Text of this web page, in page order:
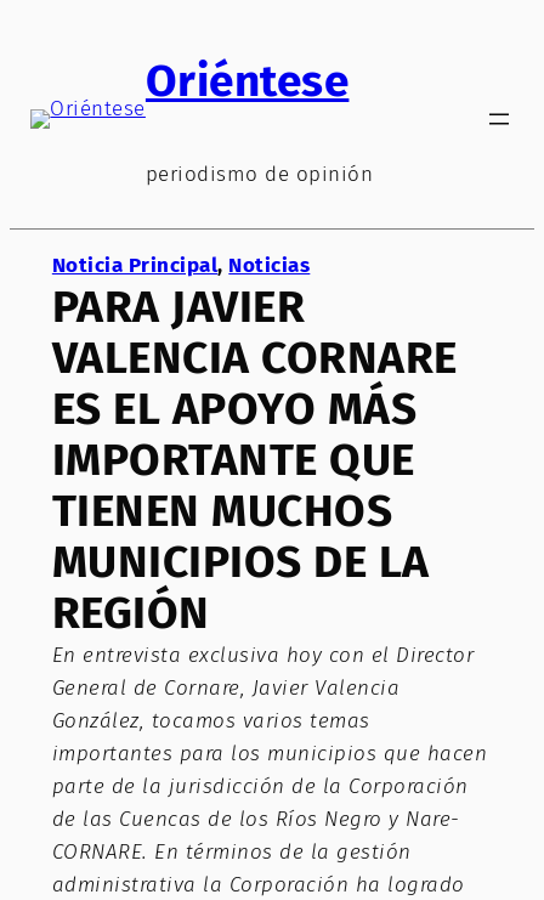
Oriéntese
periodismo de opinión
Noticia Principal, Noticias
PARA JAVIER
VALENCIA CORNARE
ES EL APOYO MÁS
IMPORTANTE QUE
TIENEN MUCHOS
MUNICIPIOS DE LA
REGIÓN
En entrevista exclusiva hoy con el Director
General de Cornare, Javier Valencia
González, tocamos varios temas
importantes para los municipios que hacen
parte de la jurisdicción de la Corporación
de las Cuencas de los Ríos Negro y Nare-
CORNARE. En términos de la gestión
administrativa la Corporación ha logrado